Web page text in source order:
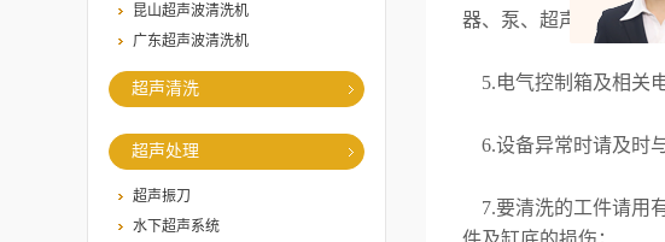
昆山超声波清洗机
广东超声波清洗机
超声清洗
超声处理
超声振刀
水下超声系统
器、泵、超声波震子都
5.电气控制箱及相关
6.设备异常时请及时
7.要清洗的工件请用